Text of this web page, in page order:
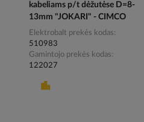
kabeliams p/t dėžutėse D=8-
13mm "JOKARI" - CIMCO
Elektrobalt prekės kodas
510983
Gamintojo prekės kodas
122027